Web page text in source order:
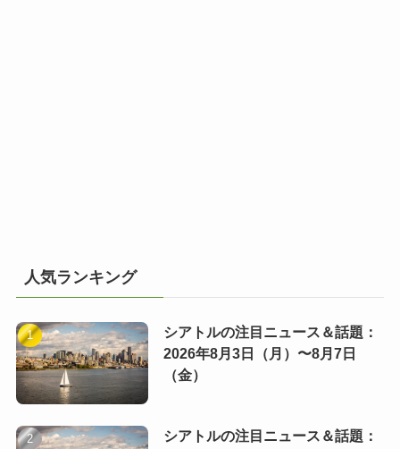
人気ランキング
シアトルの注目ニュース＆話題：
2026年8月3日（月）〜8月7日
（金）
シアトルの注目ニュース＆話題：